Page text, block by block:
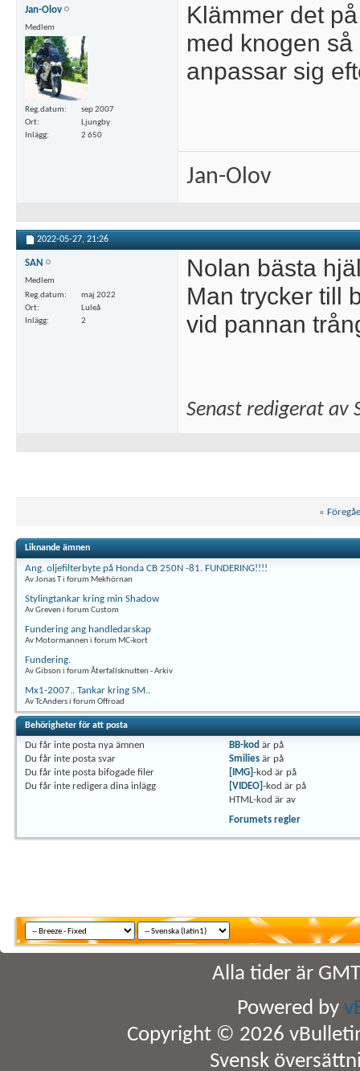
Jan-Olov
Medlem
Reg.datum
sep 2007
Ort
Ljungby
Inlägg
2 650
Klämmer det
med knogen
anpassar sig
Jan-Olov
2022-05-27, 21:26
SAN
Medlem
Reg.datum
maj 2022
Ort
Luleå
Inlägg
2
Nolan bästa
Man trycker till
vid pannan
Senast redigerat av
«
Liknande ämnen
Ang. oljefilterbyte på Honda CB 250N -81. FUNDERING!!!!
Av Jonas T i forum Mekhörnan
Stylingtankar kring min Shadow
Av Greven i forum Custom
Fundering ang handledarskap
Av Motormannen i forum MC-kort
Fundering.
Av Gibson i forum Återfallsknutten - Arkiv
Mx1-2007.. Tankar kring SM..
Av TcAnders i forum Offroad
Behörigheter för att posta
Du får inte posta nya ämnen
Du får inte posta svar
Du får inte posta bifogade filer
Du får inte redigera dina inlägg
BB-kod är på
Smilies är på
[IMG]-kod är på
[VIDEO]-kod är på
HTML-kod är av
Forumets regler
Alla tider är
Powered by
Copyright © 2026
Svensk